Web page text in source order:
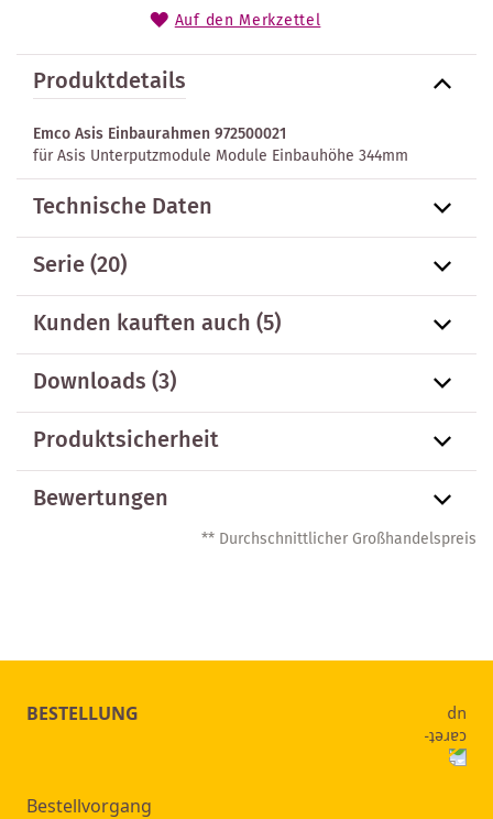
Auf den Merkzettel
Produktdetails
Emco Asis Einbaurahmen 972500021
für Asis Unterputzmodule Module Einbauhöhe 344mm
Technische Daten
Serie(20)
Kunden kauften auch(5)
Downloads (3)
Produktsicherheit
Bewertungen
** Durchschnittlicher Großhandelspreis
BESTELLUNG
Bestellvorgang